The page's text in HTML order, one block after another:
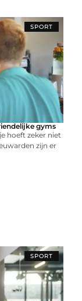
SPORT
gyms
hoeft zeker niet
zijn er
SPORT